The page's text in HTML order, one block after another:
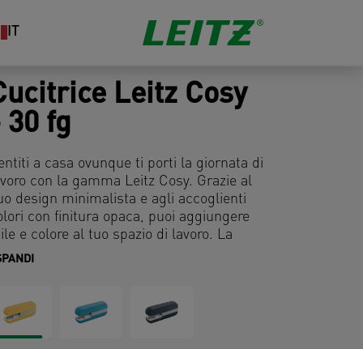
IT
Leitz Cosy
30 fg
a casa ovunque ti porti la giornata di
con la gamma Leitz Cosy. Grazie al
design minimalista e agli accoglienti
con finitura opaca, puoi aggiungere
e colore al tuo spazio di lavoro. La
Cosy è robusta e affidabile e
garantendo risultati sempre perfetti.
cucitrice per ufficio di alta qualità è
da utilizzare a casa o in ufficio per